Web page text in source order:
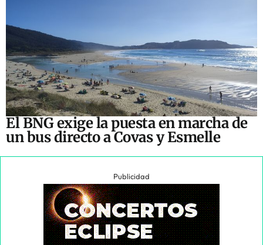
El BNG exige la puesta en marcha de
un bus directo a Covas y Esmelle
Publicidad